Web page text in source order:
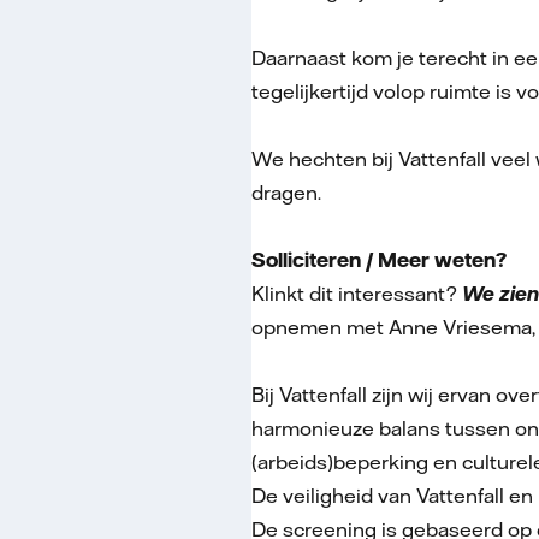
Daarnaast kom je terecht in
tegelijkertijd volop ruimte is
We hechten bij Vattenfall veel
dragen.
Solliciteren / Meer weten?
Klinkt dit interessant? We
opnemen met Anne
Bij Vattenfall zijn wij ervan
harmonieuze balans tussen
(arbeids)beperking en
De veiligheid van Vattenfall
De screening is gebaseerd